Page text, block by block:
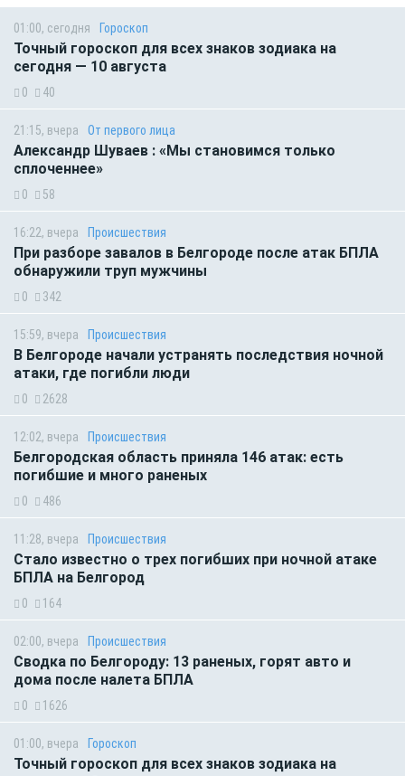
01:00, сегодня Гороскоп
Точный гороскоп для всех знаков зодиака на
сегодня — 10 августа
0 40
21:15, вчера От первого лица
Александр Шуваев : «Мы становимся только
сплоченнее»
0 58
16:22, вчера Происшествия
При разборе завалов в Белгороде после атак БПЛА
обнаружили труп мужчины
0 342
15:59, вчера Происшествия
В Белгороде начали устранять последствия ночной
атаки, где погибли люди
0 2628
12:02, вчера Происшествия
Белгородская область приняла 146 атак: есть
погибшие и много раненых
0 486
11:28, вчера Происшествия
Стало известно о трех погибших при ночной атаке
БПЛА на Белгород
0 164
02:00, вчера Происшествия
Сводка по Белгороду: 13 раненых, горят авто и
дома после налета БПЛА
0 1626
01:00, вчера Гороскоп
Точный гороскоп для всех знаков зодиака на